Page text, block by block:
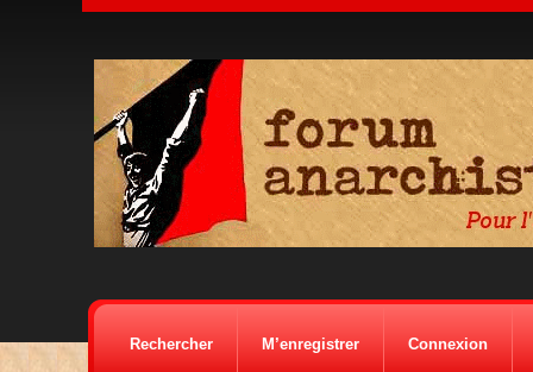
Rechercher M’enregistrer Connexion